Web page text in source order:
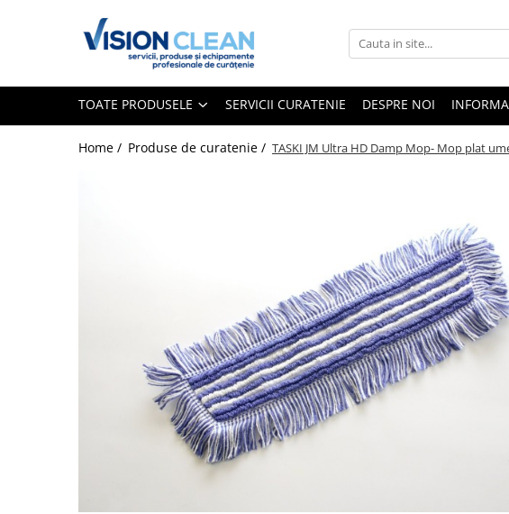
Aspiratoare si masini curatenie
Monodiscuri profesionale
Detergenti profesionali
Accesorii detergenti, pompe,
TOATE PRODUSELE SERVICII CURATENIE DESPRE NOI
Home / Produse de curatenie / TASKI JM Ultra HD Damp Mop- Mop plat